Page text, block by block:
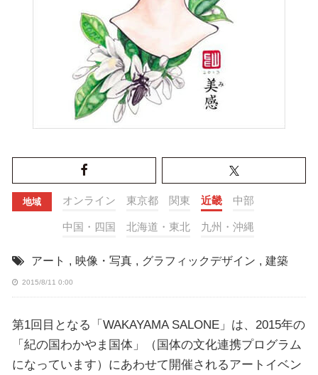
地域 オンライン 東京都 関東 近畿 中部
中国・四国 北海道・東北 九州・沖縄
アート , 映像・写真 , グラフィックデザイン , 建築
2015/8/11 0:00
第1回目となる「WAKAYAMA SALONE」は、2015年の
「紀の国わかやま国体」（国体の文化連携プログラム
になっています）にあわせて開催されるアートイベン